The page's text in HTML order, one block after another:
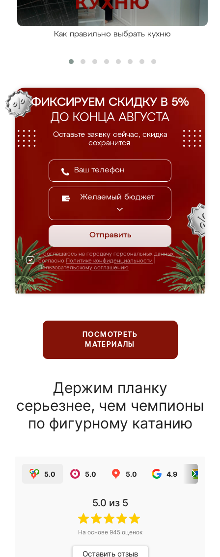
Как правильно выбрать кухню
ФИКСИРУЕМ СКИДКУ В 5%
ДО КОНЦА АВГУСТА
Оставьте заявку сейчас, скидка
сохранится.
Желаемый бюджет
Отправить
Я соглашаюсь на передачу персональных данных
согласно Политике конфиденциальности
Пользовательскому соглашению
ПОСМОТРЕТЬ
МАТЕРИАЛЫ
Держим планку
серьезнее, чем чемпионы
по фигурному катанию
5.0 5.0 5.0 4.9
5.0 из 5
На основе 945оценок
Оставить отзыв